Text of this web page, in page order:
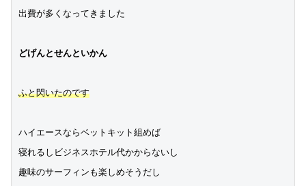
出費が多くなってきました
どげんとせんといかん
ふと閃いたのです
ハイエースならベットキット組めば
寝れるしビジネスホテル代かからないし
趣味のサーフィンも楽しめそうだし